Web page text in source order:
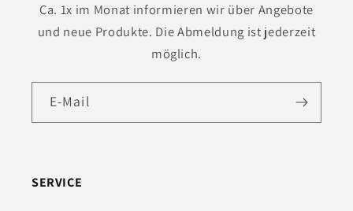
Ca. 1x im Monat informieren wir über Angebote
und neue Produkte. Die Abmeldung ist jederzeit
möglich.
E-Mail
SERVICE